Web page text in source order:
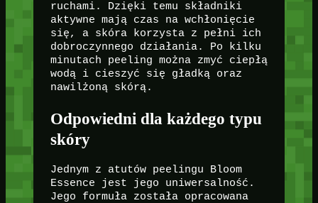
ruchami. Dzięki temu składniki
aktywne mają czas na wchłonięcie
się, a skóra korzysta z pełni ich
dobroczynnego działania. Po kilku
minutach peeling można zmyć ciepłą
wodą i cieszyć się gładką oraz
nawilżoną skórą.
Odpowiedni dla każdego typu
skóry
Jednym z atutów peelingu Bloom
Essence jest jego uniwersalność.
Jego formuła została opracowana